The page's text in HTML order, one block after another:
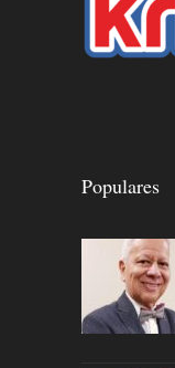
Populares